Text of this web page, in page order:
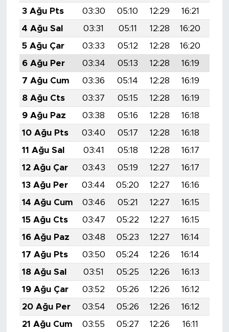
3 Ağu Pts
03:30 05:10 12:29 16:21
4 Ağu Sal
03:31 05:11 12:28 16:20
5 Ağu Çar
03:33 05:12 12:28 16:20
6 Ağu Per
03:34 05:13 12:28 16:19
7 Ağu Cum
03:36 05:14 12:28 16:19
8 Ağu Cts
03:37 05:15 12:28 16:19
9 Ağu Paz
03:38 05:16 12:28 16:18
10 Ağu Pts
03:40 05:17 12:28 16:18
11 Ağu Sal
03:41 05:18 12:28 16:17
12 Ağu Çar
03:43 05:19 12:27 16:17
13 Ağu Per
03:44 05:20 12:27 16:16
14 Ağu Cum
03:46 05:21 12:27 16:15
15 Ağu Cts
03:47 05:22 12:27 16:15
16 Ağu Paz
03:48 05:23 12:27 16:14
17 Ağu Pts
03:50 05:24 12:26 16:14
18 Ağu Sal
03:51 05:25 12:26 16:13
19 Ağu Çar
03:52 05:26 12:26 16:12
20 Ağu Per
03:54 05:26 12:26 16:12
21 Ağu Cum
03:55 05:27 12:26 16:11